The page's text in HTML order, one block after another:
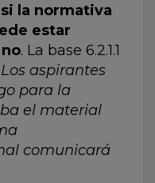
la normativa
estar
. La base 6.2.1.1
Los aspirantes
para la
el material
comunicará